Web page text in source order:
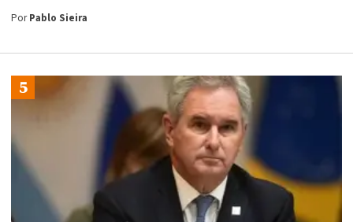
PorPablo Sieira